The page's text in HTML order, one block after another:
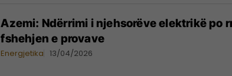
Azemi: Ndërrimi i njehsorëve elektrikë po
fshehjen e provave
Energjetika 13/04/2026